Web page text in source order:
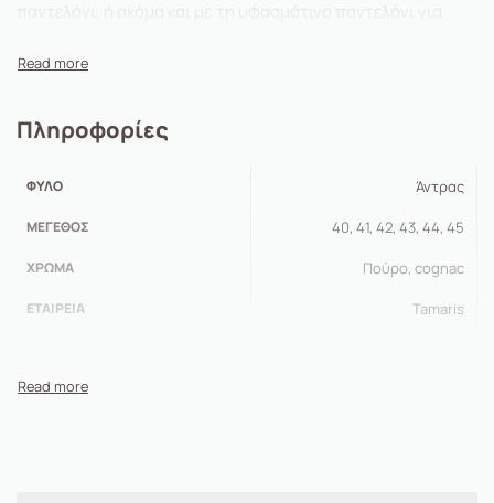
Πληροφορίες
ΦΎΛΟ Άντρας
ΜΈΓΕΘΟΣ 40, 41, 42, 43, 44, 45
ΧΡΏΜΑ Πούρο, cognac
ΕΤΑΙΡΕΊΑ Tamaris